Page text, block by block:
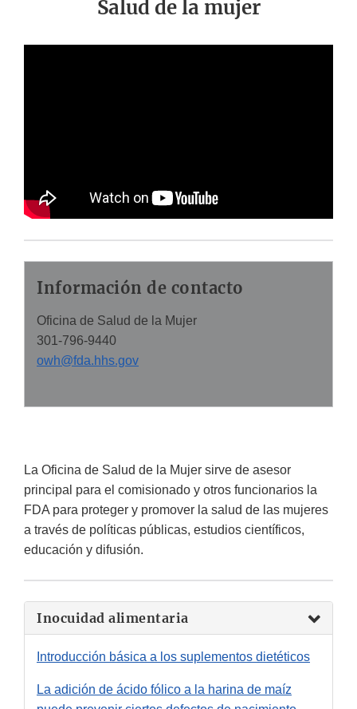
Salud de la mujer
Información de contacto
Oficina de Salud de la Mujer
301-796-9440
owh@fda.hhs.gov
La Oficina de Salud de la Mujer sirve de asesor
principal para el comisionado y otros funcionarios la
FDA para proteger y promover la salud de las mujeres
a través de políticas públicas, estudios científicos,
educación y difusión.
Inocuidad alimentaria
Introducción básica a los suplementos dietéticos
La adición de ácido fólico a la harina de maíz